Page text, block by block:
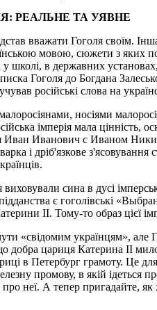
РЕАЛЬНЕ ТА УЯВНЕ
вважати Гоголя своїм.
мовою, сюжети з яких
школі, в державних
Гоголя до Богдана
російські слова на
носіями
імперія мала цінність,
Иван Иванович с Иваном
і дріб'язкове
сина в дусі
є гоголівські
ІІ. Тому-то образ цієї
«свідомим українцям»,
добра цариця Катерина ІІ
в Петербург грамоту. Це
промову, в якій ідеться
неї. А тепер пригадайте,